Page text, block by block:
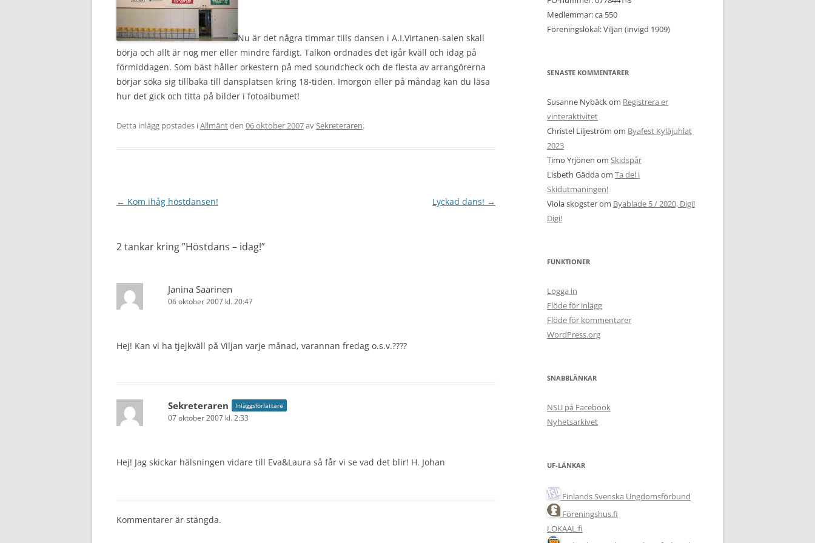
Nu är det några timmar tills dansen i A.I.Virtanen-salen skall
börja och allt är nog mer eller mindre färdigt. Talkon ordnades det igår kväll och idag på
förmiddagen. Som bäst håller orkestern på med soundcheck och de flesta av arrangörerna
börjar söka sig tillbaka till dansplatsen kring 18-tiden. Imorgon eller på måndag kan du läsa
hur det gick och titta på bilder i fotoalbumet!
Detta inlägg postades iAllmäntden 06 oktober 2007avSekreteraren.
Inläggsnavigering
← Kom ihåg höstdansen! Lyckad dans! →
2 tankar kring ”Höstdans – idag!”
Janina Saarinen
06 oktober 2007 kl. 20:47
Hej! Kan vi ha tjejkväll på Viljan varje månad, varannan fredag o.s.v.????
Sekreteraren Inläggsförfattare
07 oktober 2007 kl. 2:33
Hej! Jag skickar hälsningen vidare till Eva&Laura så får vi se vad det blir! H. Johan
Kommentarer är stängda.
Medlemmar: ca 550
Föreningslokal: Viljan (invigd 1909)
SENASTE KOMMENTARER
Susanne Nybäckom Registrera er
vinteraktivitet
Christel Liljeström om Byafest Kyläjuhlat
2023
Timo Yrjönen om Skidspår
Lisbeth Gäddaom Ta del i
Skidutmaningen!
Viola skogsterom Byablade 5 / 2020, Digi!
Digi!
FUNKTIONER
Logga in
Flöde för inlägg
Flöde för kommentarer
WordPress.org
SNABBLÄNKAR
NSU på Facebook
Nyhetsarkivet
UF-LÄNKAR
Finlands Svenska Ungdomsförbund
Föreningshus.fi
LOKAAL.fi